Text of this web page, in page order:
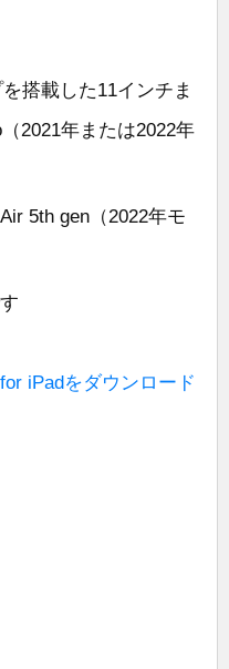
搭載した11インチま
2021年または2022年
5th gen（2022年モ
iPadをダウンロード